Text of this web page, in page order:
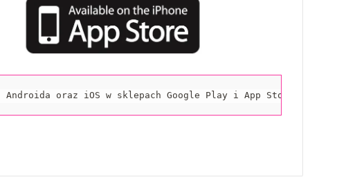
oraz iOS w sklepach Google Play i App Store.
Spowodował śmiertelny wypadek i uciekł z
miejsca zdarzenia. 32-latek trafił do
aresztu
Nowa Pracownia Endoskopii w szpitalu w
zaawansowane badania i zabiegi